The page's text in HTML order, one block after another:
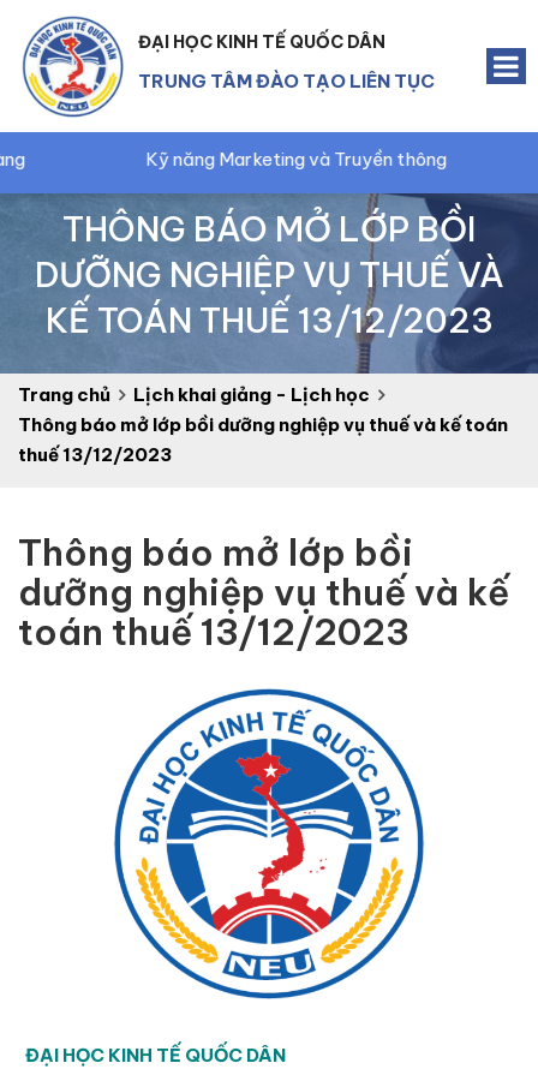
ĐẠI HỌC KINH TẾ QUỐC DÂN
TRUNG TÂM ĐÀO TẠO LIÊN TỤC
Kỹ năng Marketing và Truyền thông Kế toán
THÔNG BÁO MỞ LỚP BỒI
DƯỠNG NGHIỆP VỤ THUẾ VÀ
KẾ TOÁN THUẾ 13/12/2023
Trang chủ
Lịch khai giảng - Lịch học
Thông báo mở lớp bồi dưỡng nghiệp vụ thuế và kế toán
thuế 13/12/2023
Thông báo mở lớp bồi
dưỡng nghiệp vụ thuế và kế
toán thuế 13/12/2023
ĐẠI HỌC KINH TẾ QUỐC DÂN